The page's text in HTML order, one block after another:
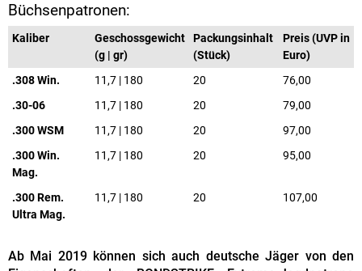
Büchsenpatronen:
Kaliber
Geschossgewicht
(g | gr)
Packungsinhalt
(Stück)
Preis (UVP in
Euro)
.308 Win.
11,7 | 180 20
76,00
.30-06
11,7 | 180 20
79,00
.300 WSM
11,7 | 180 20
97,00
.300 Win.
Mag.
11,7 | 180 20 95,00
.300 Rem.
Ultra Mag.
11,7 | 180 20 107,00
Ab Mai 2019 können sich auch deutsche Jäger von den